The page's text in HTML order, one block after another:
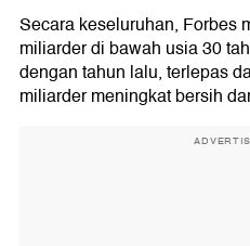
Secara keseluruhan, Forbes
miliarder di bawah usia 30
dengan tahun lalu, terlepas
miliarder meningkat bersih